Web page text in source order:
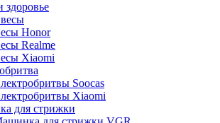
здоровье
Honor
Realme
Xiaomi
Soocas
Xiaomi
для стрижки